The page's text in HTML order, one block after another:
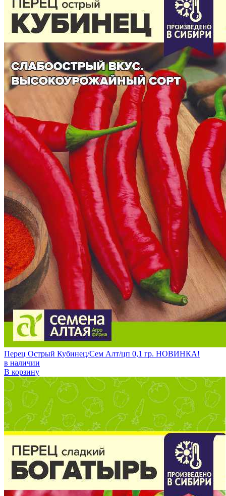
Перец Острый Кубинец/Сем Алт/цп 0,1 гр. НОВИНКА!
в наличии
В корзину